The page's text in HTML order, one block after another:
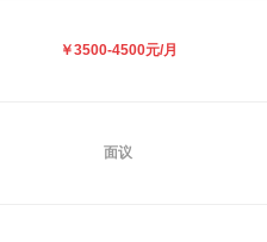
￥3500-4500元/月
面议